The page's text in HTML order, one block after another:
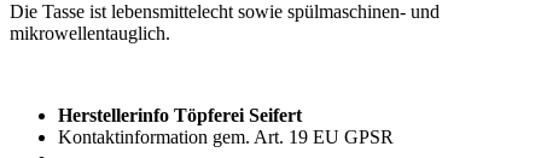
Die Tasse ist lebensmittelecht sowie spülmaschinen- und
mikrowellentauglich.
Herstellerinfo Töpferei Seifert
Kontaktinformation gem. Art. 19 EU GPSR